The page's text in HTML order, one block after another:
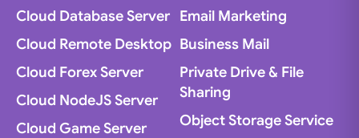
Cloud Database Server
Cloud Remote Desktop
Cloud Forex Server
Cloud NodeJS Server
Cloud Game Server
Email Marketing
Business Mail
Private Drive & File
Sharing
Object Storage Service